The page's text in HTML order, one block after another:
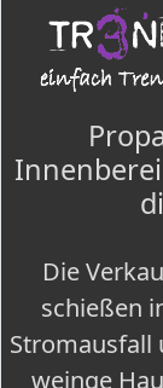
Die
schießen
Stromausfall
weinge